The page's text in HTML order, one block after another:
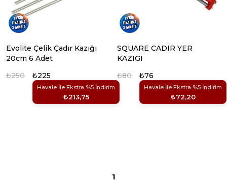
Evolite Çelik Çadır Kazığı
20cm 6 Adet
₺225
Havale İle Ekstra %5 İndirim
₺213,75
₺250
SQUARE CADIR YER
KAZIGI
₺76
Havale İle Ekstra %5 İndirim
₺72,20
₺80
1